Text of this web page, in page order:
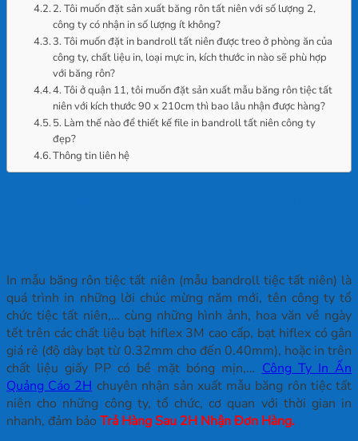
2. Tôi muốn đặt sản xuất băng rôn tất niên với số lượng 2,
công ty có nhận in số lượng ít không?
3. Tôi muốn đặt in bandroll tất niên được treo ở phòng ăn của
công ty, chất liệu in, loại mực in, kích thước in nào sẽ phù hợp
với băng rôn?
4. Tôi ở quận 11, tôi muốn đặt sản xuất mẫu băng rôn tiệc tất
niên với kích thước 90 x 210cm thì bao lâu nhận được hàng?
5. Làm thế nào để thiết kế file in bandroll tất niên công ty
đẹp?
Thông tin liên hệ
In mẫu băng rôn tiệc tất niên (mẫu bandroll tiệc tất niên) là
quá trình in những lời chúc mừng năm mới, tên công ty tổ
chức tiệc tất niên,… cùng những hình ảnh, hoa văn về ngày
tết trên các chất liệu bạt hiflex 3M cao cấp, bạt hiflex có gân
giá rẻ (độ dày bạt từ 0.32mm cho đến 0.40mm), hoặc in trên
chất liệu giấy PP có bề mặt bóng mịn,… Công Ty In Ấn
Quảng Cáo 2H chuyên nhận sản xuất mẫu băng rôn tiệc tất
niên cho những công ty, tổ chức, cơ quan với thời gian in
nhanh, đảm bảo Trả Hàng Sau 2H Nhận Đơn Hàng.